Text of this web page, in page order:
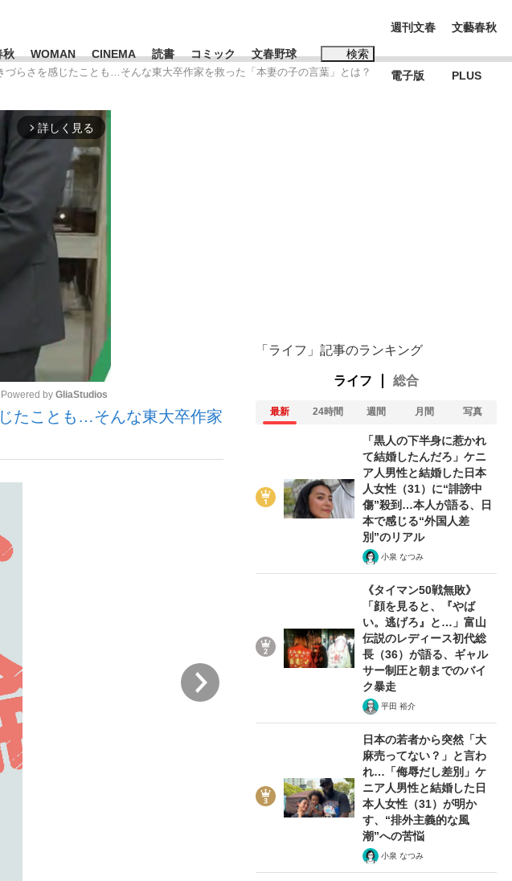
「キオクシアの投資の桁は一つ多くてもいい」時価総額が一時トヨタ超え...
日本生まれのK-POPアイドルたち
観る将棋、読む将棋
秋 WOMAN CINEMA 読書 コミック 文春野球 検索
毅 #城彰二 #内田有紀
週刊文春
電子版
文藝春秋
PLUS
づらさを感じたことも…そんな東大卒作家を救った「本妻の子の言葉」とは？
arrow_forward_ios 詳しく見る
Powered by GliaStudios
たことも…そんな東大卒作家
2/4
「ライフ」記事のランキング
ライフ 総合
最新 24時間 週間 月間 写真
「黒人の下半身に惹かれ
て結婚したんだろ」ケニ
ア人男性と結婚した日本
人女性（31）に“誹謗中
傷”殺到…本人が語る、日
本で感じる“外国人差
別”のリアル
小泉 なつみ
《タイマン50戦無敗》
「顔を見ると、『やば
い。逃げろ』と…」富山
伝説のレディース初代総
長（36）が語る、ギャル
サー制圧と朝までのバイ
ク暴走
平田 裕介
日本の若者から突然「大
麻売ってない？」と言わ
れ…「侮辱だし差別」ケ
ニア人男性と結婚した日
本人女性（31）が明か
す、“排外主義的な風
潮”への苦悩
小泉 なつみ